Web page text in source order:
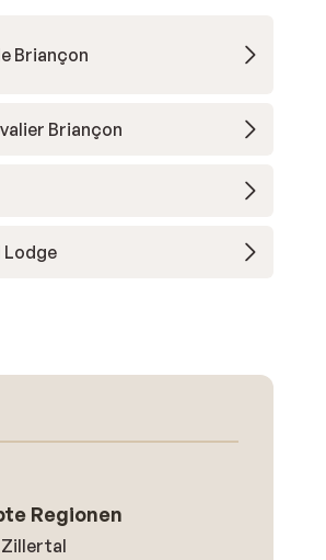
Briançon
Briançon
Lodge
Regionen
Zillertal